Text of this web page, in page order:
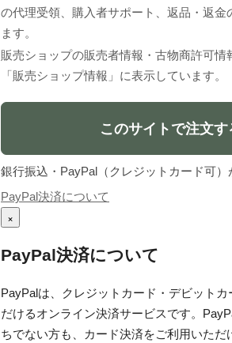
の代理受領、購入者サポート、返品・返金
ます。
販売ショップの販売者情報・古物商許可情
「販売ショップ情報」に表示しています。
このサイトで注文す
銀行振込・PayPal（クレジットカード可）
PayPal決済について
×
PayPal決済について
PayPalは、クレジットカード・デビットカ
だけるオンライン決済サービスです。
ちでない方も、カード決済をご利用いただ